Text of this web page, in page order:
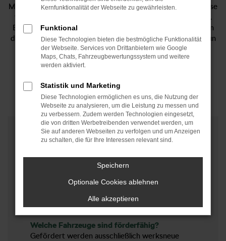
Maßnahmen. Im Mittelpunkt stehen hierbei gezielte Zuschüsse
für den Kauf von Elektrofahrzeugen und Plug-in-Hybriden.
Besonders einkommensschwache Haushalte profitieren von
den neuen Förderregelungen, die einen Fahrzeugwechsel nun
realistischer machen. Damit setzt die Regierung ein klares
Zeichen für mehr soziale Gerechtigkeit bei der
Mobilitätswende.
Jetzt Förderung berechnen
Die wichtigsten Fakten
Beginn der Förderung:
Finanzielle Unterstützung wird für Fahrzeuge
gewährt, die ab dem 1. Januar 2026 neu
Zulassungen im Nachgang zu diesem Stichtag.
Welche Fahrzeuge sind förderfähig?
Gefördert werden ausschließlich werksneue
Kernfunktionalität der Webseite zu gewährleisten.
Funktional
Diese Technologien bieten die bestmögliche Funktionalität
der Webseite. Services von Drittanbietern wie Google
Maps, Chats, Fahrzeugbewertungssystem und weitere
werden aktiviert.
Statistik und Marketing
Diese Technologien ermöglichen es uns, die Nutzung der
Webseite zu analysieren, um die Leistung zu messen und
zu verbessern. Zudem werden Technologien eingesetzt,
die von dritten Werbetreibenden verwendet werden, um
Sie auf anderen Webseiten zu verfolgen und um Anzeigen
zu schalten, die für Ihre Interessen relevant sind.
Speichern
Optionale Cookies ablehnen
Alle akzeptieren